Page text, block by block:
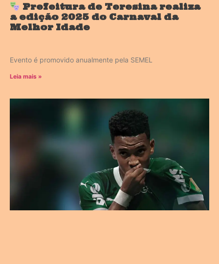
Prefeitura de Teresina realiza
a edição 2025 do Carnaval da
Melhor Idade
Evento é promovido anualmente pela SEMEL
Leia mais »